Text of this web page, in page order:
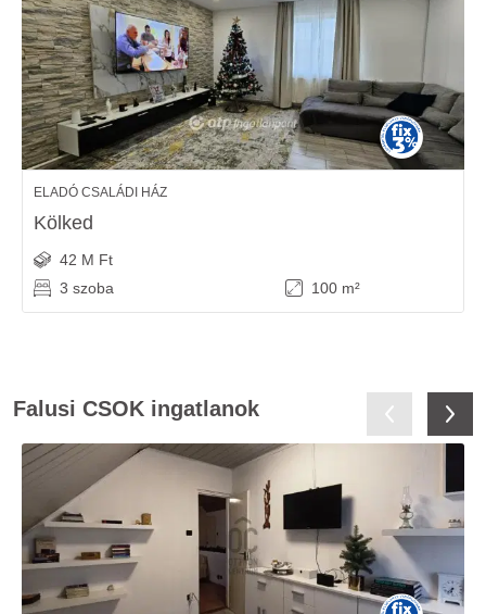
ELADÓ CSALÁDI HÁZ
Kölked
42 M Ft
3 szoba
100 m²
Falusi CSOK ingatlanok